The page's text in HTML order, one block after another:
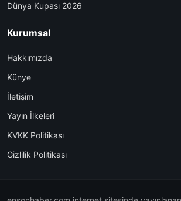
Dünya Kupası 2026
Kurumsal
Hakkımızda
Künye
İletişim
Yayın İlkeleri
KVKK Politikası
Gizlilik Politikası